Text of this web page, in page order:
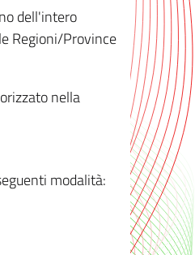
dell'intero
Regioni/Province
nella
modalità: